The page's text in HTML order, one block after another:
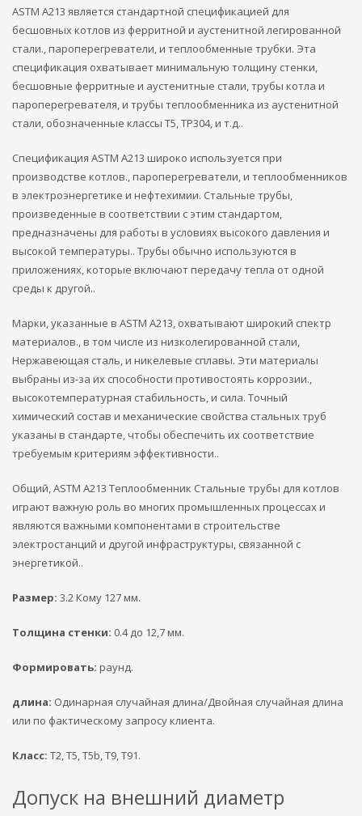
ASTM A213 является стандартной спецификацией для
бесшовных котлов из ферритной и аустенитной легированной
стали., пароперегреватели, и теплообменные трубки. Эта
спецификация охватывает минимальную толщину стенки,
бесшовные ферритные и аустенитные стали, трубы котла и
пароперегревателя, и трубы теплообменника из аустенитной
стали, обозначенные классы T5, TP304, и т.д..
Спецификация ASTM A213 широко используется при
производстве котлов., пароперегреватели, и теплообменников
в электроэнергетике и нефтехимии. Стальные трубы,
произведенные в соответствии с этим стандартом,
предназначены для работы в условиях высокого давления и
высокой температуры.. Трубы обычно используются в
приложениях, которые включают передачу тепла от одной
среды к другой..
Марки, указанные в ASTM A213, охватывают широкий спектр
материалов., в том числе из низколегированной стали,
Нержавеющая сталь, и никелевые сплавы. Эти материалы
выбраны из-за их способности противостоять коррозии.,
высокотемпературная стабильность, и сила. Точный
химический состав и механические свойства стальных труб
указаны в стандарте, чтобы обеспечить их соответствие
требуемым критериям эффективности..
Общий, ASTM A213 Теплообменник Стальные трубы для котлов
играют важную роль во многих промышленных процессах и
являются важными компонентами в строительстве
электростанций и другой инфраструктуры, связанной с
энергетикой..
Размер: 3.2 Кому 127 мм.
Толщина стенки: 0.4 до 12,7 мм.
Формировать: раунд.
длина: Одинарная случайная длина/Двойная случайная длина
или по фактическому запросу клиента.
Класс: T2, T5, T5b, T9, T91.
Допуск на внешний диаметр